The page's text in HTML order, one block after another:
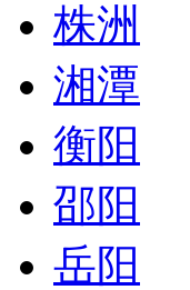
株洲
湘潭
衡阳
邵阳
岳阳